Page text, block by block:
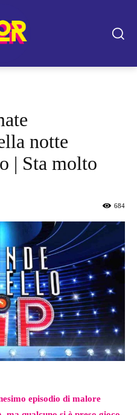
notte
| Sta molto
684
episodio di malore